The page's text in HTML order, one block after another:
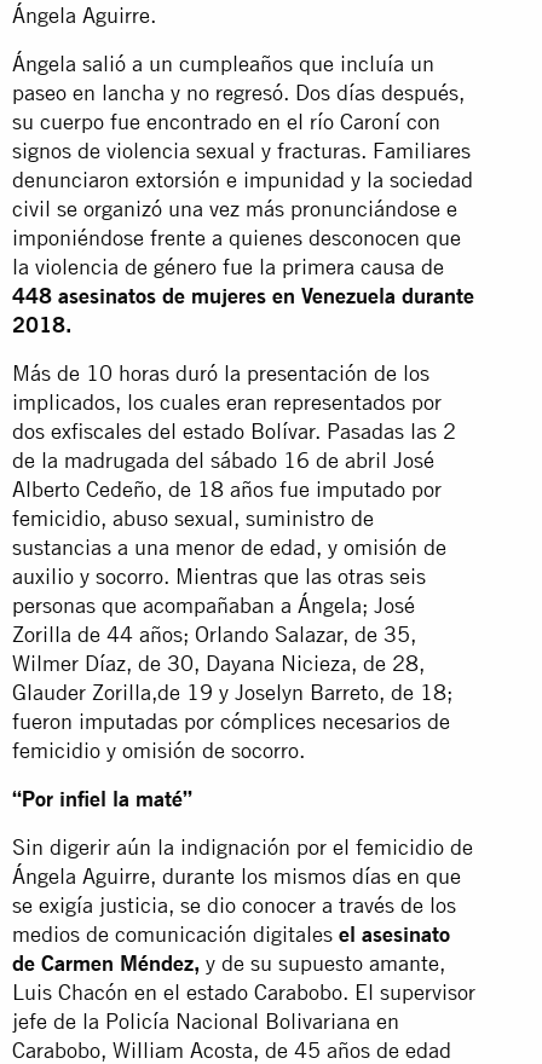
Ángela Aguirre.
Ángela salió a un cumpleaños que incluía un
paseo en lancha y no regresó. Dos días después,
su cuerpo fue encontrado en el río Caroní con
signos de violencia sexual y fracturas. Familiares
denunciaron extorsión e impunidad y la sociedad
civil se organizó una vez más pronunciándose e
imponiéndose frente a quienes desconocen que
la violencia de género fue la primera causa de
448 asesinatos de mujeres en Venezuela durante
2018.
Más de 10 horas duró la presentación de los
implicados, los cuales eran representados por
dos exfiscales del estado Bolívar. Pasadas las 2
de la madrugada del sábado 16 de abril José
Alberto Cedeño, de 18 años fue imputado por
femicidio, abuso sexual, suministro de
sustancias a una menor de edad, y omisión de
auxilio y socorro. Mientras que las otras seis
personas que acompañaban a Ángela; José
Zorilla de 44 años; Orlando Salazar, de 35,
Wilmer Díaz, de 30, Dayana Nicieza, de 28,
Glauder Zorilla,de 19 y Joselyn Barreto, de 18;
fueron imputadas por cómplices necesarios de
femicidio y omisión de socorro.
“Por infiel la maté”
Sin digerir aún la indignación por el femicidio de
Ángela Aguirre, durante los mismos días en que
se exigía justicia, se dio conocer a través de los
medios de comunicación digitales el asesinato
de Carmen Méndez, y de su supuesto amante,
Luis Chacón en el estado Carabobo. El supervisor
jefe de la Policía Nacional Bolivariana en
Carabobo, William Acosta, de 45 años de edad